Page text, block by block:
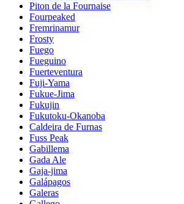
Piton de la Fournaise
Fourpeaked
Fremrinamur
Frosty
Fuego
Fueguino
Fuerteventura
Fuji-Yama
Fukue-Jima
Fukujin
Fukutoku-Okanoba
Caldeira de Furnas
Fuss Peak
Gabillema
Gada Ale
Gaja-jima
Galápagos
Galeras